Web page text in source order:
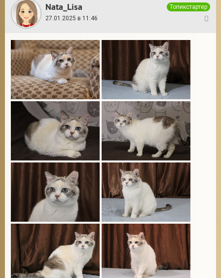
Nata_Lisa
Топикстартер
27.01.2025 в 11:46